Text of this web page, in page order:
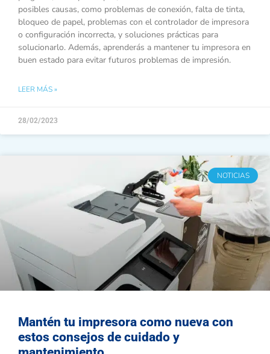
posibles causas, como problemas de conexión, falta de tinta,
bloqueo de papel, problemas con el controlador de impresora
o configuración incorrecta, y soluciones prácticas para
solucionarlo. Además, aprenderás a mantener tu impresora en
buen estado para evitar futuros problemas de impresión.
LEER MÁS »
28/02/2023
NOTICIAS
Mantén tu impresora como nueva con
estos consejos de cuidado y